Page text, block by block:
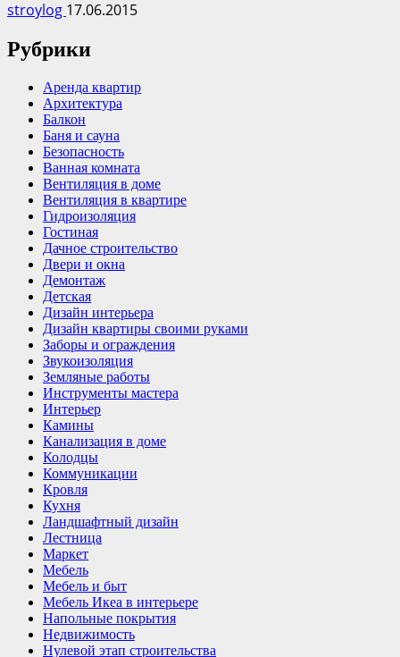
stroylog 17.06.2015
Рубрики
Аренда квартир
Архитектура
Балкон
Баня и сауна
Безопасность
Ванная комната
Вентиляция в доме
Вентиляция в квартире
Гидроизоляция
Гостиная
Дачное строительство
Двери и окна
Демонтаж
Детская
Дизайн интерьера
Дизайн квартиры своими руками
Заборы и ограждения
Звукоизоляция
Земляные работы
Инструменты мастера
Интерьер
Камины
Канализация в доме
Колодцы
Коммуникации
Кровля
Кухня
Ландшафтный дизайн
Лестница
Маркет
Мебель
Мебель и быт
Мебель Икеа в интерьере
Напольные покрытия
Недвижимость
Нулевой этап строительства